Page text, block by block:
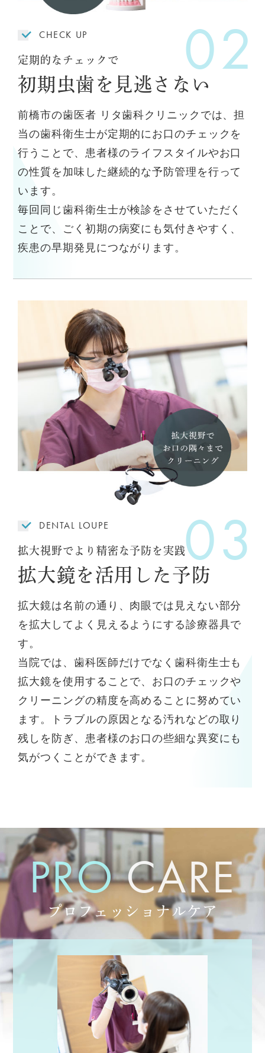
CHECK UP
定期的なチェックで
初期虫歯を見逃さない
前橋市の歯医者 リタ歯科クリニックでは、担
当の歯科衛生士が定期的にお口のチェックを
行うことで、患者様のライフスタイルやお口
の性質を加味した継続的な予防管理を行って
います。
毎回同じ歯科衛生士が検診をさせていただく
ことで、ごく初期の病変にも気付きやすく、
疾患の早期発見につながります。
DENTAL LOUPE
拡大視野でより精密な予防を実践
拡大鏡を活用した予防
拡大鏡は名前の通り、肉眼では見えない部分
を拡大してよく見えるようにする診療器具で
す。
当院では、歯科医師だけでなく歯科衛生士も
拡大鏡を使用することで、お口のチェックや
クリーニングの精度を高めることに努めてい
ます。トラブルの原因となる汚れなどの取り
残しを防ぎ、患者様のお口の些細な異変にも
気がつくことができます。
PROCARE
プロフェッショナルケア